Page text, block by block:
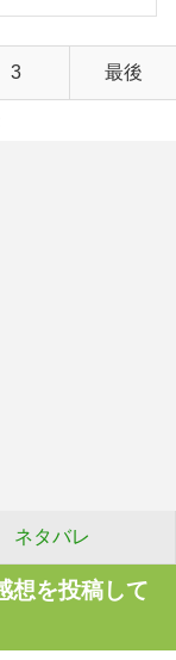
3 最後
ネタバレ
想を投稿して